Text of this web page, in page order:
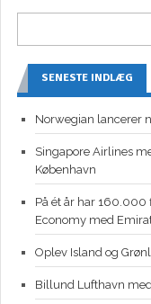
SENESTE INDLÆG
Norwegian lancerer
Singapore Airlines
København
På ét år har 160.000
Economy med
Oplev Island og
Billund Lufthavn